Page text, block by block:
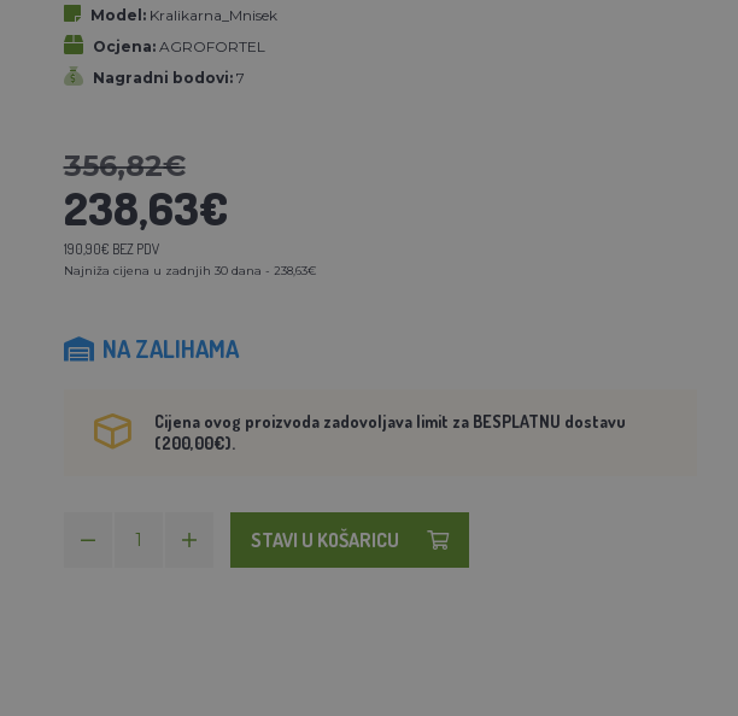
Model: Kralikarna_Mnisek
Ocjena: AGROFORTEL
Nagradni bodovi: 7
356,82€
238,63€
190,90€ BEZ PDV
Najniža cijena u zadnjih 30 dana - 238,63€
NA ZALIHAMA
Cijena ovog proizvoda zadovoljava limit za BESPLATNU dostavu
(200,00€).
STAVI U KOŠARICU